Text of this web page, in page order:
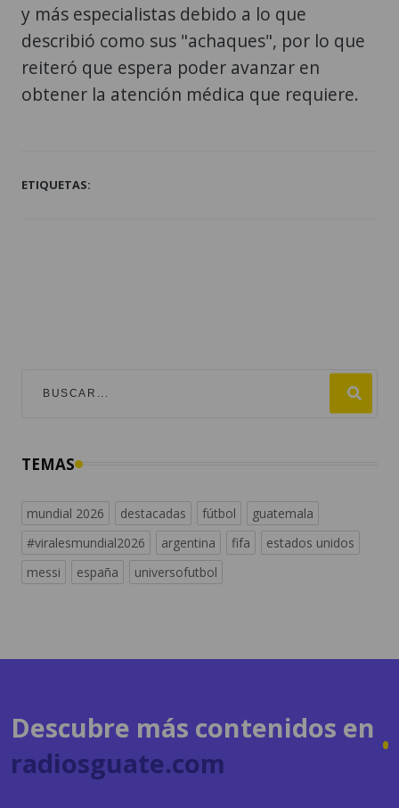
y más especialistas debido a lo que
describió como sus "achaques", por lo que
reiteró que espera poder avanzar en
obtener la atención médica que requiere.
ETIQUETAS:
mundial 2026
messi
españa universofutbol
radiosguate.com